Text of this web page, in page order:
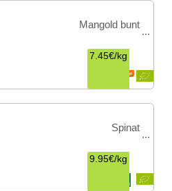
Mangold bunt
7.45€/kg
Spinat
9.95€/kg